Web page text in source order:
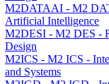
M2DATAAI - M2
Artificial Intelligence
M2DESI - M2 DES -
Design
M2ICS - M2 ICS -
and Systems